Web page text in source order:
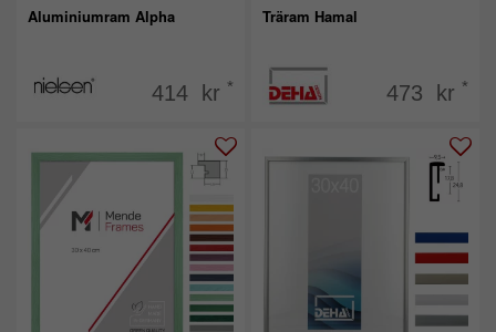
Aluminiumram Alpha
414 kr *
Träram Hamal
473 kr *